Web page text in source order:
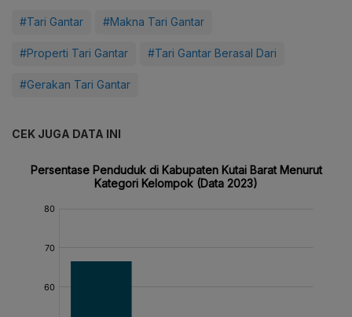
#Tari Gantar #Makna Tari Gantar
#Properti Tari Gantar #Tari Gantar Berasal Dari
#Gerakan Tari Gantar
CEK JUGA DATA INI